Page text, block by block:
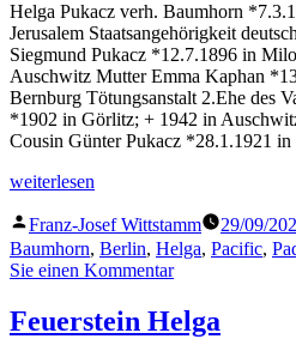
Helga Pukacz verh. Baumhorn
Jerusalem Staatsangehörigkeit
Siegmund Pukacz *12.7.1896 in
Auschwitz Mutter Emma Kaphan
Bernburg Tötungsanstalt 2.Ehe des
*1902 in Görlitz; + 1942 in
Cousin Günter Pukacz *28.1.1921
„Pukacz
weiterlesen
Veröffentlicht
von
Franz-Josef Wittstamm 29/09/
Baumhorn, Berlin, Helga, Pacific,
Sie einen Kommentarzu
Helga
Feuerstein Helga